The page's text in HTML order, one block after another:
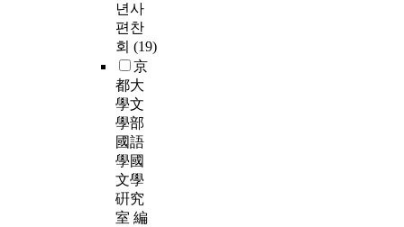
년사
편찬
회 (19)
京
都大
學文
學部
國語
學國
文學
硏究
室 編